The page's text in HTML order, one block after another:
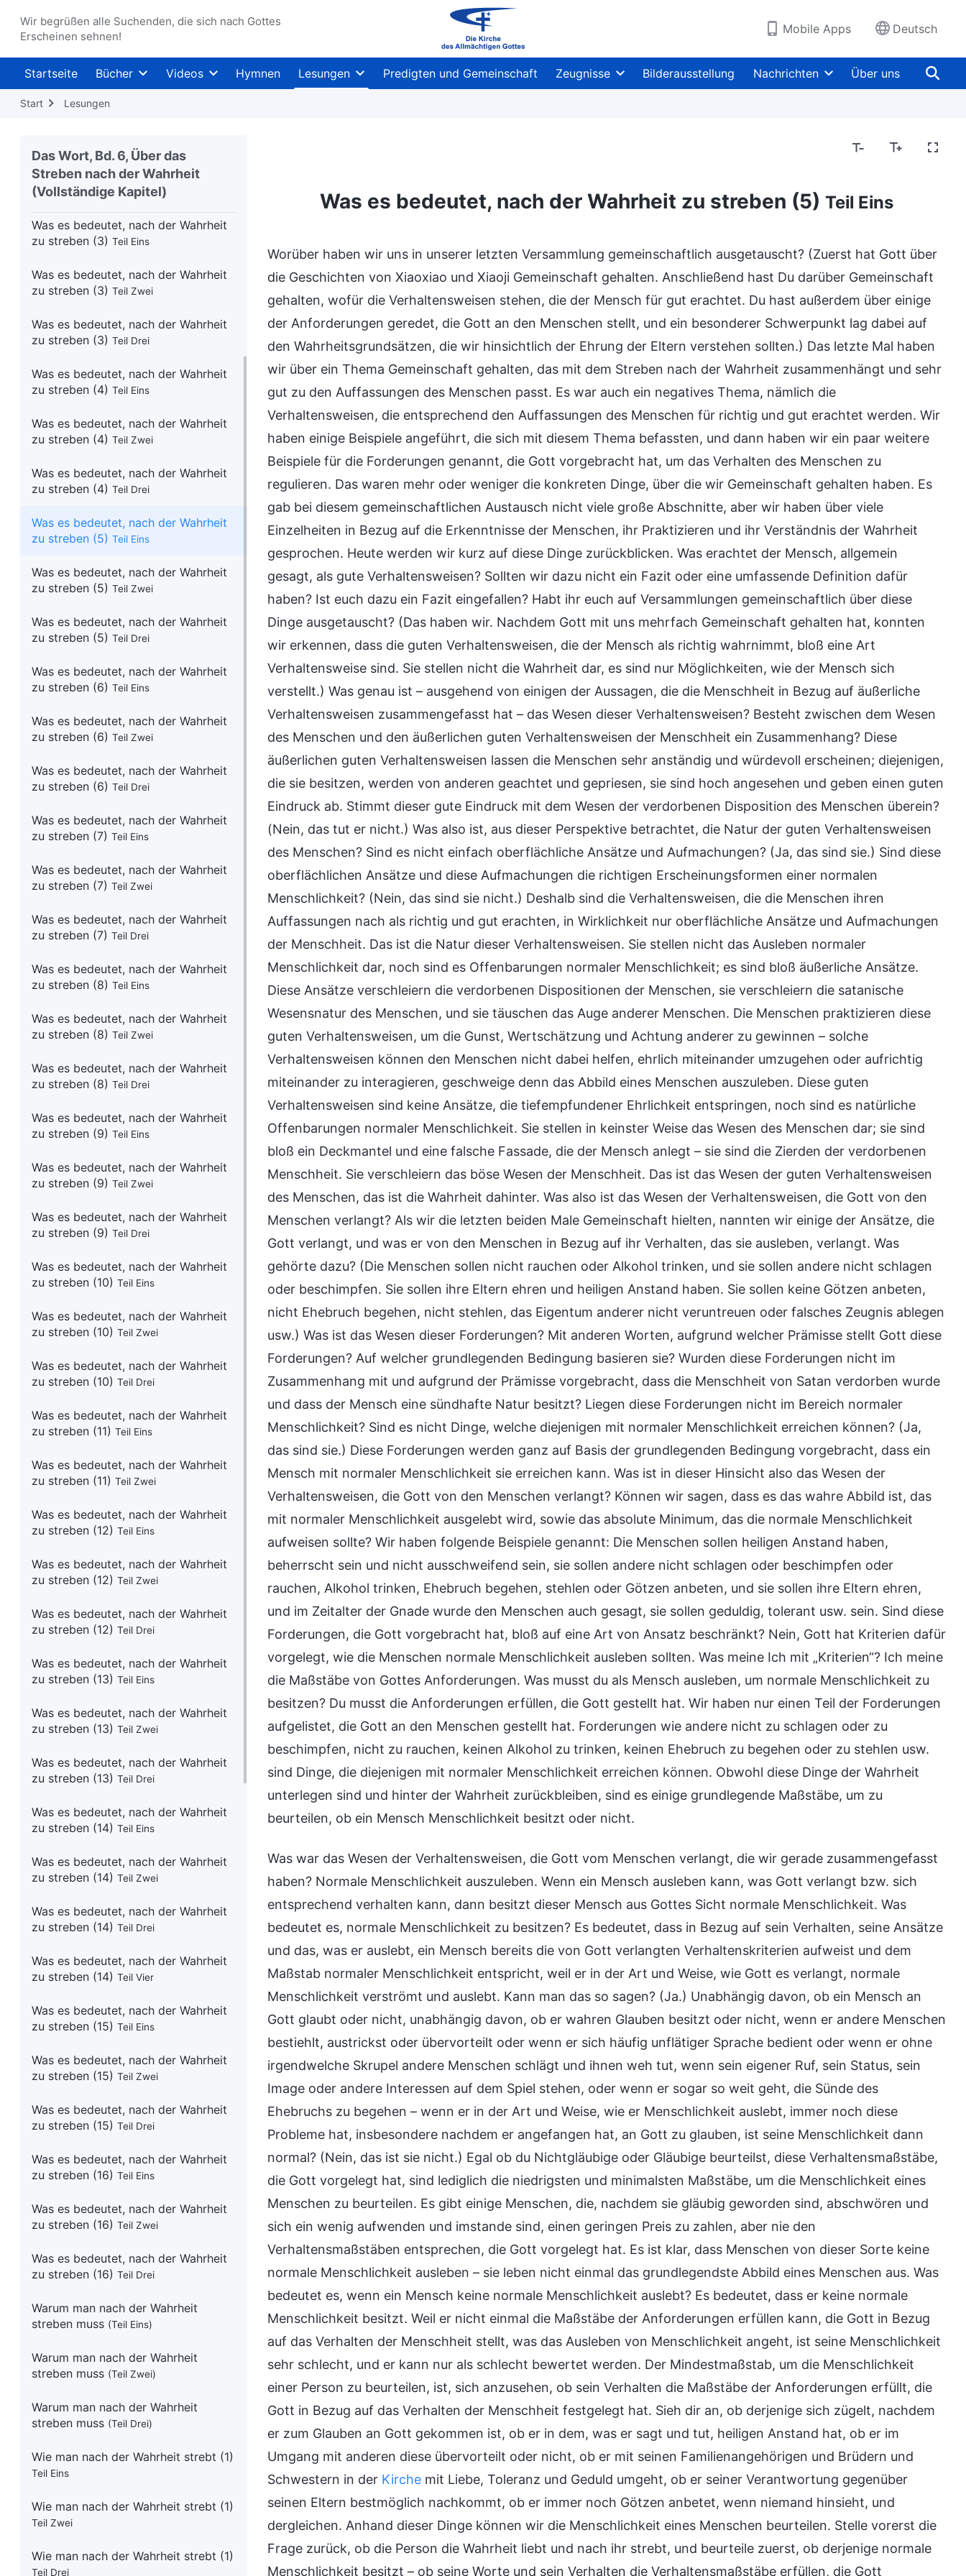
Wir begrüßen alle Suchenden, die sich nach Gottes
Erscheinen sehnen!
Mobile Apps Deutsch
Startseite Bücher Videos Hymnen Lesungen Predigten und Gemeinschaft Zeugnisse Bilderausstellung Nachrichten Über uns
Start Lesungen
Das Wort, Bd. 6, Über das
Streben nach der Wahrheit
(Vollständige Kapitel)
Was es bedeutet, nach der Wahrheit
zu streben (1)Teil Drei
Was es bedeutet, nach der Wahrheit
zu streben (2)Teil Eins
Was es bedeutet, nach der Wahrheit
zu streben (2)Teil Drei
Was es bedeutet, nach der Wahrheit
zu streben (3) Teil Eins
Was es bedeutet, nach der Wahrheit
zu streben (3) Teil Zwei
Was es bedeutet, nach der Wahrheit
zu streben (3) Teil Drei
Was es bedeutet, nach der Wahrheit
zu streben (4) Teil Eins
Was es bedeutet, nach der Wahrheit
zu streben (4) Teil Zwei
Was es bedeutet, nach der Wahrheit
zu streben (4) Teil Drei
Was es bedeutet, nach der Wahrheit
zu streben (5) Teil Eins
Was es bedeutet, nach der Wahrheit
zu streben (5) Teil Zwei
Was es bedeutet, nach der Wahrheit
zu streben (5) Teil Drei
Was es bedeutet, nach der Wahrheit
zu streben (6) Teil Eins
Was es bedeutet, nach der Wahrheit
zu streben (6) Teil Zwei
Was es bedeutet, nach der Wahrheit
zu streben (6) Teil Drei
Was es bedeutet, nach der Wahrheit
zu streben (7) Teil Eins
Was es bedeutet, nach der Wahrheit
zu streben (7) Teil Zwei
Was es bedeutet, nach der Wahrheit
zu streben (7) Teil Drei
Was es bedeutet, nach der Wahrheit
zu streben (8) Teil Eins
Was es bedeutet, nach der Wahrheit
zu streben (8) Teil Zwei
Was es bedeutet, nach der Wahrheit
zu streben (8) Teil Drei
Was es bedeutet, nach der Wahrheit
zu streben (9) Teil Eins
Was es bedeutet, nach der Wahrheit
zu streben (9) Teil Zwei
Was es bedeutet, nach der Wahrheit
zu streben (9) Teil Drei
Was es bedeutet, nach der Wahrheit
zu streben (10) Teil Eins
Was es bedeutet, nach der Wahrheit
zu streben (10) Teil Zwei
Was es bedeutet, nach der Wahrheit
zu streben (10) Teil Drei
Was es bedeutet, nach der Wahrheit
zu streben (11) Teil Eins
Was es bedeutet, nach der Wahrheit
zu streben (11) Teil Zwei
Was es bedeutet, nach der Wahrheit
zu streben (12) Teil Eins
Was es bedeutet, nach der Wahrheit
zu streben (12) Teil Zwei
Was es bedeutet, nach der Wahrheit
zu streben (12) Teil Drei
Was es bedeutet, nach der Wahrheit
zu streben (13) Teil Eins
Was es bedeutet, nach der Wahrheit
zu streben (13) Teil Zwei
Was es bedeutet, nach der Wahrheit
zu streben (13) Teil Drei
Was es bedeutet, nach der Wahrheit
zu streben (14) Teil Eins
Was es bedeutet, nach der Wahrheit
zu streben (14) Teil Zwei
Was es bedeutet, nach der Wahrheit
zu streben (14) Teil Drei
Was es bedeutet, nach der Wahrheit
zu streben (14) Teil Vier
Was es bedeutet, nach der Wahrheit
zu streben (15) Teil Eins
Was es bedeutet, nach der Wahrheit
zu streben (15) Teil Zwei
Was es bedeutet, nach der Wahrheit
zu streben (15) Teil Drei
Was es bedeutet, nach der Wahrheit
zu streben (16) Teil Eins
Was es bedeutet, nach der Wahrheit
zu streben (16) Teil Zwei
Was es bedeutet, nach der Wahrheit
zu streben (16) Teil Drei
Warum man nach der Wahrheit
streben muss (Teil Eins)
Warum man nach der Wahrheit
streben muss (Teil Zwei)
Warum man nach der Wahrheit
streben muss (Teil Drei)
Wie man nach der Wahrheit strebt (1)
Teil Eins
Wie man nach der Wahrheit strebt (1)
Teil Zwei
Wie man nach der Wahrheit strebt (1)
Teil Drei
Was es bedeutet, nach der Wahrheit zu streben (5) Teil Eins
Worüber haben wir uns in unserer letzten Versammlung gemeinschaftlich ausgetauscht? (Zuerst hat Gott über
die Geschichten von Xiaoxiao und Xiaoji Gemeinschaft gehalten. Anschließend hast Du darüber Gemeinschaft
gehalten, wofür die Verhaltensweisen stehen, die der Mensch für gut erachtet. Du hast außerdem über einige
der Anforderungen geredet, die Gott an den Menschen stellt, und ein besonderer Schwerpunkt lag dabei auf
den Wahrheitsgrundsätzen, die wir hinsichtlich der Ehrung der Eltern verstehen sollten.) Das letzte Mal haben
wir über ein Thema Gemeinschaft gehalten, das mit dem Streben nach der Wahrheit zusammenhängt und sehr
gut zu den Auffassungen des Menschen passt. Es war auch ein negatives Thema, nämlich die
Verhaltensweisen, die entsprechend den Auffassungen des Menschen für richtig und gut erachtet werden. Wir
haben einige Beispiele angeführt, die sich mit diesem Thema befassten, und dann haben wir ein paar weitere
Beispiele für die Forderungen genannt, die Gott vorgebracht hat, um das Verhalten des Menschen zu
regulieren. Das waren mehr oder weniger die konkreten Dinge, über die wir Gemeinschaft gehalten haben. Es
gab bei diesem gemeinschaftlichen Austausch nicht viele große Abschnitte, aber wir haben über viele
Einzelheiten in Bezug auf die Erkenntnisse der Menschen, ihr Praktizieren und ihr Verständnis der Wahrheit
gesprochen. Heute werden wir kurz auf diese Dinge zurückblicken. Was erachtet der Mensch, allgemein
gesagt, als gute Verhaltensweisen? Sollten wir dazu nicht ein Fazit oder eine umfassende Definition dafür
haben? Ist euch dazu ein Fazit eingefallen? Habt ihr euch auf Versammlungen gemeinschaftlich über diese
Dinge ausgetauscht? (Das haben wir. Nachdem Gott mit uns mehrfach Gemeinschaft gehalten hat, konnten
wir erkennen, dass die guten Verhaltensweisen, die der Mensch als richtig wahrnimmt, bloß eine Art
Verhaltensweise sind. Sie stellen nicht die Wahrheit dar, es sind nur Möglichkeiten, wie der Mensch sich
verstellt.) Was genau ist – ausgehend von einigen der Aussagen, die die Menschheit in Bezug auf äußerliche
Verhaltensweisen zusammengefasst hat – das Wesen dieser Verhaltensweisen? Besteht zwischen dem Wesen
des Menschen und den äußerlichen guten Verhaltensweisen der Menschheit ein Zusammenhang? Diese
äußerlichen guten Verhaltensweisen lassen die Menschen sehr anständig und würdevoll erscheinen; diejenigen,
die sie besitzen, werden von anderen geachtet und gepriesen, sie sind hoch angesehen und geben einen guten
Eindruck ab. Stimmt dieser gute Eindruck mit dem Wesen der verdorbenen Disposition des Menschen überein?
(Nein, das tut er nicht.) Was also ist, aus dieser Perspektive betrachtet, die Natur der guten Verhaltensweisen
des Menschen? Sind es nicht einfach oberflächliche Ansätze und Aufmachungen? (Ja, das sind sie.) Sind diese
oberflächlichen Ansätze und diese Aufmachungen die richtigen Erscheinungsformen einer normalen
Menschlichkeit? (Nein, das sind sie nicht.) Deshalb sind die Verhaltensweisen, die die Menschen ihren
Auffassungen nach als richtig und gut erachten, in Wirklichkeit nur oberflächliche Ansätze und Aufmachungen
der Menschheit. Das ist die Natur dieser Verhaltensweisen. Sie stellen nicht das Ausleben normaler
Menschlichkeit dar, noch sind es Offenbarungen normaler Menschlichkeit; es sind bloß äußerliche Ansätze.
Diese Ansätze verschleiern die verdorbenen Dispositionen der Menschen, sie verschleiern die satanische
Wesensnatur des Menschen, und sie täuschen das Auge anderer Menschen. Die Menschen praktizieren diese
guten Verhaltensweisen, um die Gunst, Wertschätzung und Achtung anderer zu gewinnen – solche
Verhaltensweisen können den Menschen nicht dabei helfen, ehrlich miteinander umzugehen oder aufrichtig
miteinander zu interagieren, geschweige denn das Abbild eines Menschen auszuleben. Diese guten
Verhaltensweisen sind keine Ansätze, die tiefempfundener Ehrlichkeit entspringen, noch sind es natürliche
Offenbarungen normaler Menschlichkeit. Sie stellen in keinster Weise das Wesen des Menschen dar; sie sind
bloß ein Deckmantel und eine falsche Fassade, die der Mensch anlegt – sie sind die Zierden der verdorbenen
Menschheit. Sie verschleiern das böse Wesen der Menschheit. Das ist das Wesen der guten Verhaltensweisen
des Menschen, das ist die Wahrheit dahinter. Was also ist das Wesen der Verhaltensweisen, die Gott von den
Menschen verlangt? Als wir die letzten beiden Male Gemeinschaft hielten, nannten wir einige der Ansätze, die
Gott verlangt, und was er von den Menschen in Bezug auf ihr Verhalten, das sie ausleben, verlangt. Was
gehörte dazu? (Die Menschen sollen nicht rauchen oder Alkohol trinken, und sie sollen andere nicht schlagen
oder beschimpfen. Sie sollen ihre Eltern ehren und heiligen Anstand haben. Sie sollen keine Götzen anbeten,
nicht Ehebruch begehen, nicht stehlen, das Eigentum anderer nicht veruntreuen oder falsches Zeugnis ablegen
usw.) Was ist das Wesen dieser Forderungen? Mit anderen Worten, aufgrund welcher Prämisse stellt Gott diese
Forderungen? Auf welcher grundlegenden Bedingung basieren sie? Wurden diese Forderungen nicht im
Zusammenhang mit und aufgrund der Prämisse vorgebracht, dass die Menschheit von Satan verdorben wurde
und dass der Mensch eine sündhafte Natur besitzt? Liegen diese Forderungen nicht im Bereich normaler
Menschlichkeit? Sind es nicht Dinge, welche diejenigen mit normaler Menschlichkeit erreichen können? (Ja,
das sind sie.) Diese Forderungen werden ganz auf Basis der grundlegenden Bedingung vorgebracht, dass ein
Mensch mit normaler Menschlichkeit sie erreichen kann. Was ist in dieser Hinsicht also das Wesen der
Verhaltensweisen, die Gott von den Menschen verlangt? Können wir sagen, dass es das wahre Abbild ist, das
mit normaler Menschlichkeit ausgelebt wird, sowie das absolute Minimum, das die normale Menschlichkeit
aufweisen sollte? Wir haben folgende Beispiele genannt: Die Menschen sollen heiligen Anstand haben,
beherrscht sein und nicht ausschweifend sein, sie sollen andere nicht schlagen oder beschimpfen oder
rauchen, Alkohol trinken, Ehebruch begehen, stehlen oder Götzen anbeten, und sie sollen ihre Eltern ehren,
und im Zeitalter der Gnade wurde den Menschen auch gesagt, sie sollen geduldig, tolerant usw. sein. Sind diese
Forderungen, die Gott vorgebracht hat, bloß auf eine Art von Ansatz beschränkt? Nein, Gott hat Kriterien dafür
vorgelegt, wie die Menschen normale Menschlichkeit ausleben sollten. Was meine Ich mit „Kriterien“? Ich meine
die Maßstäbe von Gottes Anforderungen. Was musst du als Mensch ausleben, um normale Menschlichkeit zu
besitzen? Du musst die Anforderungen erfüllen, die Gott gestellt hat. Wir haben nur einen Teil der Forderungen
aufgelistet, die Gott an den Menschen gestellt hat. Forderungen wie andere nicht zu schlagen oder zu
beschimpfen, nicht zu rauchen, keinen Alkohol zu trinken, keinen Ehebruch zu begehen oder zu stehlen usw.
sind Dinge, die diejenigen mit normaler Menschlichkeit erreichen können. Obwohl diese Dinge der Wahrheit
unterlegen sind und hinter der Wahrheit zurückbleiben, sind es einige grundlegende Maßstäbe, um zu
beurteilen, ob ein Mensch Menschlichkeit besitzt oder nicht.
Was war das Wesen der Verhaltensweisen, die Gott vom Menschen verlangt, die wir gerade zusammengefasst
haben? Normale Menschlichkeit auszuleben. Wenn ein Mensch ausleben kann, was Gott verlangt bzw. sich
entsprechend verhalten kann, dann besitzt dieser Mensch aus Gottes Sicht normale Menschlichkeit. Was
bedeutet es, normale Menschlichkeit zu besitzen? Es bedeutet, dass in Bezug auf sein Verhalten, seine Ansätze
und das, was er auslebt, ein Mensch bereits die von Gott verlangten Verhaltenskriterien aufweist und dem
Maßstab normaler Menschlichkeit entspricht, weil er in der Art und Weise, wie Gott es verlangt, normale
Menschlichkeit verströmt und auslebt. Kann man das so sagen? (Ja.) Unabhängig davon, ob ein Mensch an
Gott glaubt oder nicht, unabhängig davon, ob er wahren Glauben besitzt oder nicht, wenn er andere Menschen
bestiehlt, austrickst oder übervorteilt oder wenn er sich häufig unflätiger Sprache bedient oder wenn er ohne
irgendwelche Skrupel andere Menschen schlägt und ihnen weh tut, wenn sein eigener Ruf, sein Status, sein
Image oder andere Interessen auf dem Spiel stehen, oder wenn er sogar so weit geht, die Sünde des
Ehebruchs zu begehen – wenn er in der Art und Weise, wie er Menschlichkeit auslebt, immer noch diese
Probleme hat, insbesondere nachdem er angefangen hat, an Gott zu glauben, ist seine Menschlichkeit dann
normal? (Nein, das ist sie nicht.) Egal ob du Nichtgläubige oder Gläubige beurteilst, diese Verhaltensmaßstäbe,
die Gott vorgelegt hat, sind lediglich die niedrigsten und minimalsten Maßstäbe, um die Menschlichkeit eines
Menschen zu beurteilen. Es gibt einige Menschen, die, nachdem sie gläubig geworden sind, abschwören und
sich ein wenig aufwenden und imstande sind, einen geringen Preis zu zahlen, aber nie den
Verhaltensmaßstäben entsprechen, die Gott vorgelegt hat. Es ist klar, dass Menschen von dieser Sorte keine
normale Menschlichkeit ausleben – sie leben nicht einmal das grundlegendste Abbild eines Menschen aus. Was
bedeutet es, wenn ein Mensch keine normale Menschlichkeit auslebt? Es bedeutet, dass er keine normale
Menschlichkeit besitzt. Weil er nicht einmal die Maßstäbe der Anforderungen erfüllen kann, die Gott in Bezug
auf das Verhalten der Menschheit stellt, was das Ausleben von Menschlichkeit angeht, ist seine Menschlichkeit
sehr schlecht, und er kann nur als schlecht bewertet werden. Der Mindestmaßstab, um die Menschlichkeit
einer Person zu beurteilen, ist, sich anzusehen, ob sein Verhalten die Maßstäbe der Anforderungen erfüllt, die
Gott in Bezug auf das Verhalten der Menschheit festgelegt hat. Sieh dir an, ob derjenige sich zügelt, nachdem
er zum Glauben an Gott gekommen ist, ob er in dem, was er sagt und tut, heiligen Anstand hat, ob er im
Umgang mit anderen diese übervorteilt oder nicht, ob er mit seinen Familienangehörigen und Brüdern und
Schwestern in der Kirche mit Liebe, Toleranz und Geduld umgeht, ob er seiner Verantwortung gegenüber
seinen Eltern bestmöglich nachkommt, ob er immer noch Götzen anbetet, wenn niemand hinsieht, und
dergleichen. Anhand dieser Dinge können wir die Menschlichkeit eines Menschen beurteilen. Stelle vorerst die
Frage zurück, ob die Person die Wahrheit liebt und nach ihr strebt, und beurteile zuerst, ob derjenige normale
Menschlichkeit besitzt – ob seine Worte und sein Verhalten die Verhaltensmaßstäbe erfüllen, die Gott